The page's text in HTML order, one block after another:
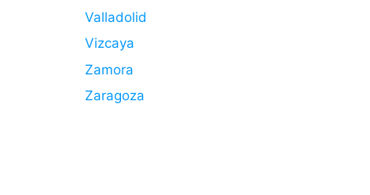
Valladolid
Vizcaya
Zamora
Zaragoza